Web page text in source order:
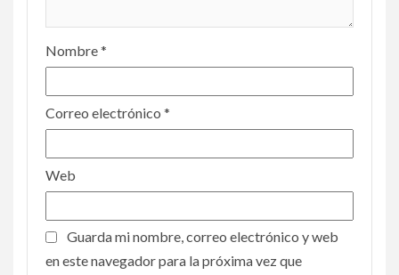
Nombre*
Correo electrónico *
Web
Guarda mi nombre, correo electrónico y web
en este navegador para la próxima vez que